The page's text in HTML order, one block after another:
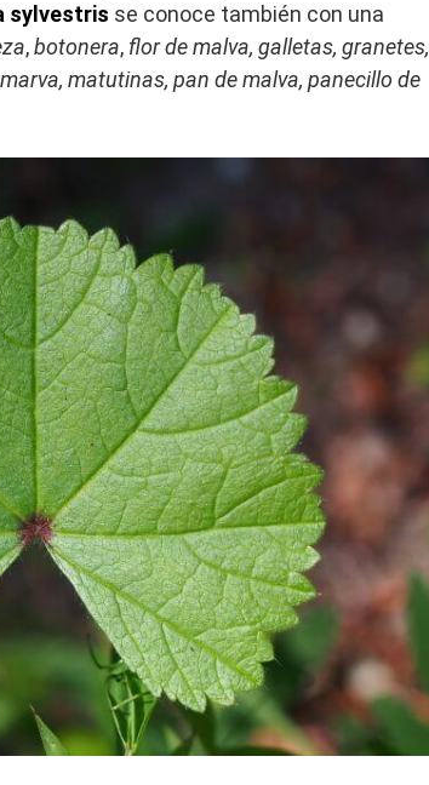
sylvestris se conoce también con una
,botonera, flor de malva, galletas, granetes,
matutinas, pan de malva, panecillo de